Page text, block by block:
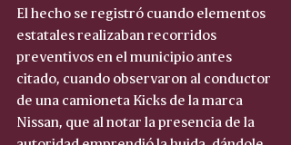
El hecho se registró cuando elementos
estatales realizaban recorridos
preventivos en el municipio antes
citado, cuando observaron al conductor
de una camioneta Kicks de la marca
Nissan, que al notar la presencia de la